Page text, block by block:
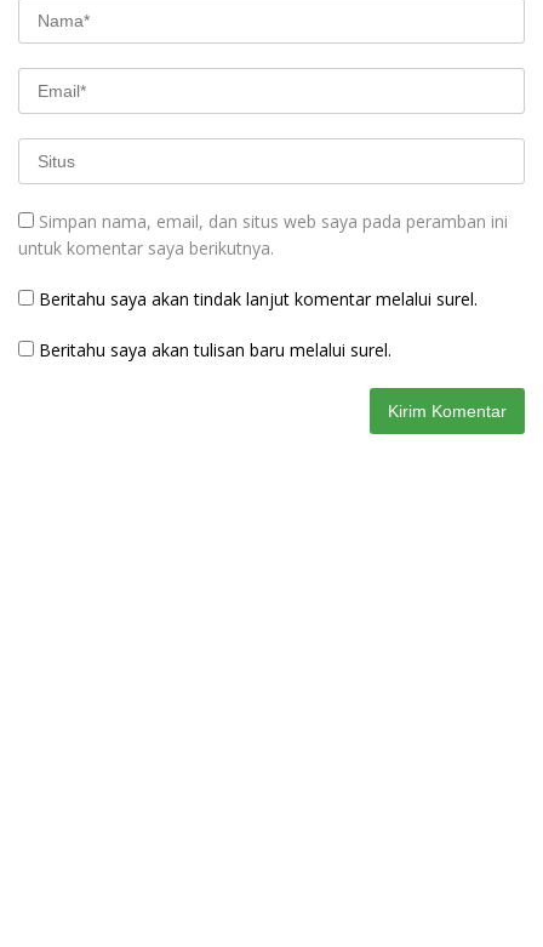
Simpan nama, email, dan situs web saya pada peramban ini
untuk komentar saya berikutnya.
Beritahu saya akan tindak lanjut komentar melalui surel.
Beritahu saya akan tulisan baru melalui surel.